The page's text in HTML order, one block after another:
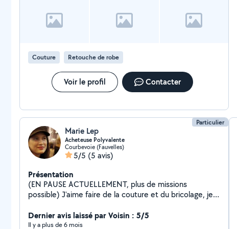
Couture Retouche de robe
Voir le profil Contacter
Particulier
Marie Lep
Acheteuse Polyvalente
Courbevoie (Fauvelles)
5/5 (5 avis)
Présentation
(EN PAUSE ACTUELLEMENT, plus de missions
possible) J'aime faire de la couture et du bricolage, je
nombreux voisins via cette application. Cependant la
naissance de ma fille m'a beaucoup désorganisée et je
Dernier avis laissé par Voisin : 5/5
Il y a plus de 6 mois